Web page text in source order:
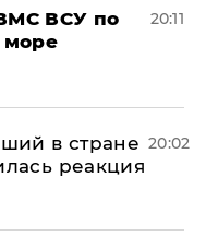
ВСУ по
море
20:11
в стране
реакция
20:02